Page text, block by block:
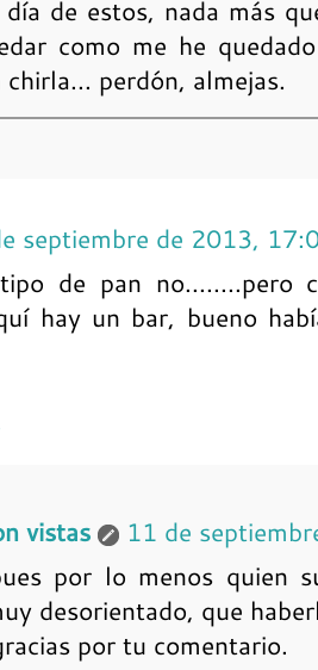
de estos, nada más
como me he
perdón, almejas.
septiembre de 2013,
de pan no........pero
hay un bar, bueno
vistas
11 de
por lo menos quien
desorientado, que
por tu comentario.